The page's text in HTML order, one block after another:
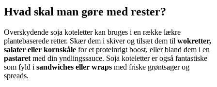
Hvad skal man gøre med rester?
Overskydende soja koteletter kan bruges i en række lækre
plantebaserede retter. Skær dem i skiver og tilsæt dem til wokretter,
salater eller kornskåle for et proteinrigt boost, eller bland dem i en
pastaret med din yndlingssauce. Soja koteletter er også fantastiske
som fyld i sandwiches eller wraps med friske grøntsager og
spreads.